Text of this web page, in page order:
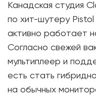
Канадская студия
по хит-шутеру Pistol
активно работает
Согласно свежей
мультиплеер и
есть стать
на обычных